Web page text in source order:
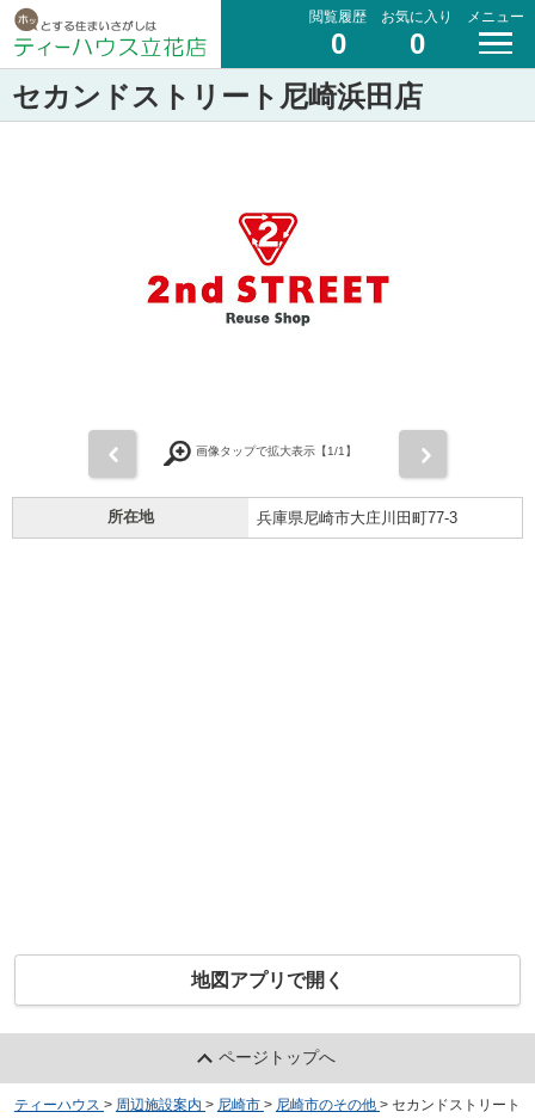
閲覧履歴
0
お気に入り
0
メニュー
セカンドストリート尼崎浜田店
画像タップで拡大表示【1/1】
所在地 兵庫県尼崎市大庄川田町77-3
地図アプリで開く
ページトップへ
ティーハウス > 周辺施設案内 > 尼崎市 > 尼崎市のその他 > セカンドストリート